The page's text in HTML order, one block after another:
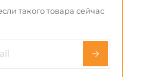
такого товара сейчас